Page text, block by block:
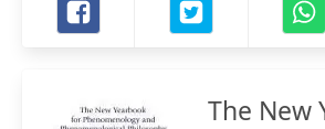
The New